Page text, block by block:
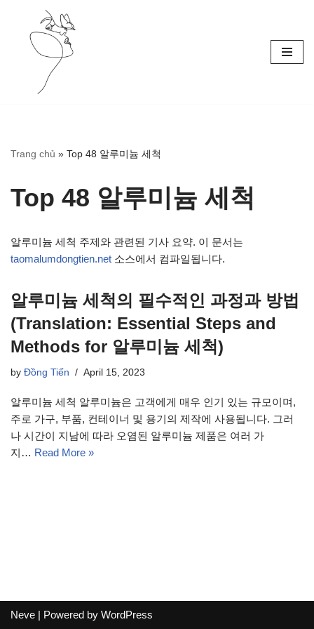
Skip
Trang chủ » Top 48 알루미늄 세척
Top 48 알루미늄 세척
알루미늄 세척 주제와 관련된 기사 요약. 이 문서는
taomalumdongtien.net 소스에서 컴파일됩니다.
알루미늄 세척의 필수적인 과정과 방법
(Translation: Essential Steps and
Methods for 알루미늄 세척)
by Đồng Tiến April 15, 2023
알루미늄 세척 알루미늄은 고객에게 매우 인기 있는 규모이며,
주로 가구, 부품, 컨테이너 및 용기의 제작에 사용됩니다. 그러
나 시간이 지남에 따라 오염된 알루미늄 제품은 여러 가
지… Read More »
Neve | Powered by WordPress